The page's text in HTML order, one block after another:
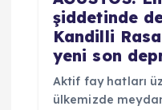
şiddetinde
Kandilli
yeni son
Aktif fay hatları
ülkemizde